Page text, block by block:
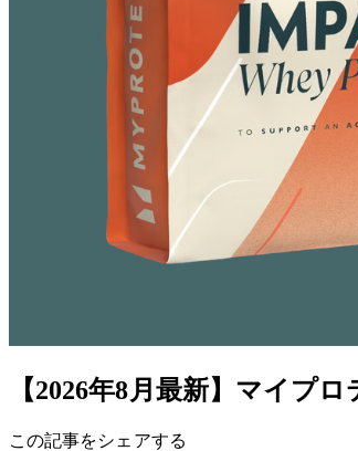
【2026年8月最新】マイプ
この記事をシェアする